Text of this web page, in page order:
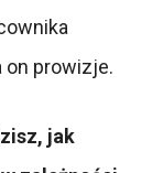
on prowizje.
jak